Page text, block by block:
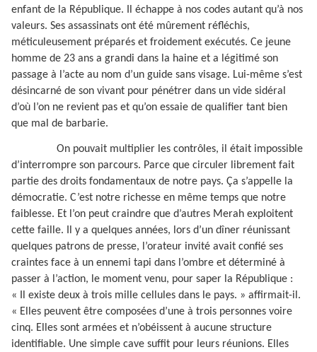
enfant de la République. Il échappe à nos codes autant qu’à nos
valeurs. Ses assassinats ont été mûrement réfléchis,
méticuleusement préparés et froidement exécutés. Ce jeune
homme de 23 ans a grandi dans la haine et a légitimé son
passage à l’acte au nom d’un guide sans visage. Lui-même s’est
désincarné de son vivant pour pénétrer dans un vide sidéral
d’où l’on ne revient pas et qu’on essaie de qualifier tant bien
que mal de barbarie.
On pouvait multiplier les contrôles, il était impossible
d’interrompre son parcours. Parce que circuler librement fait
partie des droits fondamentaux de notre pays. Ça s’appelle la
démocratie. C’est notre richesse en même temps que notre
faiblesse. Et l’on peut craindre que d’autres Merah exploitent
cette faille. Il y a quelques années, lors d’un dîner réunissant
quelques patrons de presse, l’orateur invité avait confié ses
craintes face à un ennemi tapi dans l’ombre et déterminé à
passer à l’action, le moment venu, pour saper la République :
« Il existe deux à trois mille cellules dans le pays. » affirmait-il.
« Elles peuvent être composées d’une à trois personnes voire
cinq. Elles sont armées et n’obéissent à aucune structure
identifiable. Une simple cave suffit pour leurs réunions. Elles